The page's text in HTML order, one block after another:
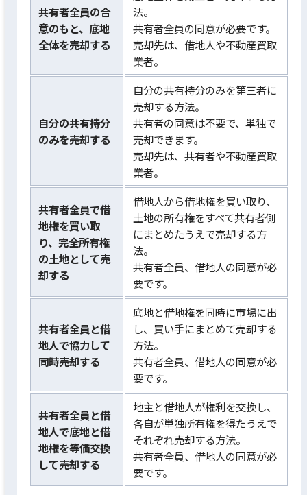
共有者全員の合
意のもと、底地
全体を売却する
法。
共有者全員の同意が必要です。
売却先は、借地人や不動産買取
業者。
自分の共有持分
のみを売却する
自分の共有持分のみを第三者に
売却する方法。
共有者の同意は不要で、単独で
売却できます。
売却先は、共有者や不動産買取
業者。
共有者全員で借
地権を買い取
り、完全所有権
の土地として売
却する
借地人から借地権を買い取り、
土地の所有権をすべて共有者側
にまとめたうえで売却する方
法。
共有者全員、借地人の同意が必
要です。
共有者全員と借
地人で協力して
同時売却する
底地と借地権を同時に市場に出
し、買い手にまとめて売却する
方法。
共有者全員、借地人の同意が必
要です。
共有者全員と借
地人で底地と借
地権を等価交換
して売却する
地主と借地人が権利を交換し、
各自が単独所有権を得たうえで
それぞれ売却する方法。
共有者全員、借地人の同意が必
要です。